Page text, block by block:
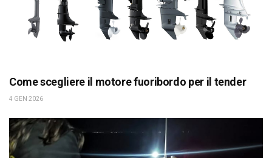
Come scegliere il motore fuoribordo per il tender
4 GEN 2026